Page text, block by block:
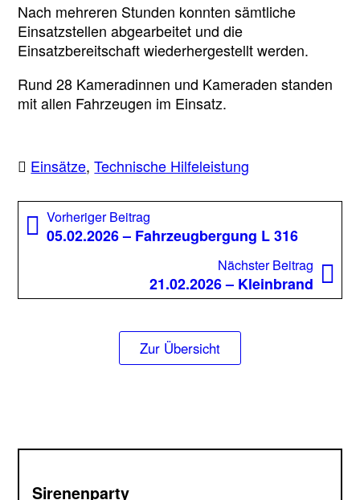
Nach mehreren Stunden konnten sämtliche
Einsatzstellen abgearbeitet und die
Einsatzbereitschaft wiederhergestellt werden.
Rund 28 Kameradinnen und Kameraden standen
mit allen Fahrzeugen im Einsatz.
Einsätze,Technische Hilfeleistung
Beitragsnavigation
Vorheriger Beitrag
Beitrag:
05.02.2026 – Fahrzeugbergung L 316
Nächster Beitrag
21.02.2026 – Kleinbrand
Zur Übersicht
Sirenenparty